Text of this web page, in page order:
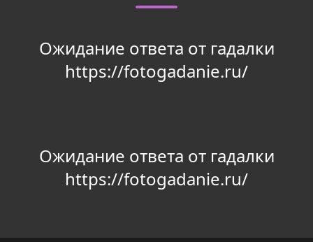
Ожидание ответа от гадалки
https://fotogadanie.ru/
Ожидание ответа от гадалки
https://fotogadanie.ru/